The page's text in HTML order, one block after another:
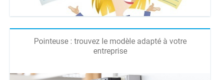
Pointeuse : trouvez le modèle adapté à votre
entreprise